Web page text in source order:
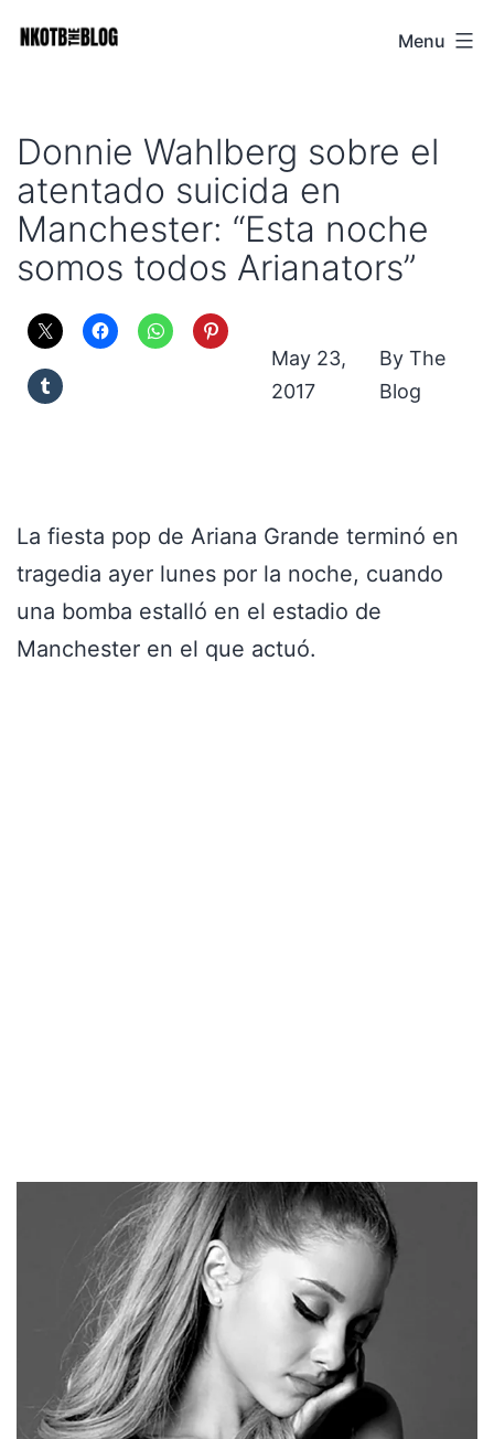
NKOTB
Menu
Donnie Wahlberg sobre el
atentado suicida en
Manchester: “Esta noche
somos todos Arianators”
May 23,
2017
The
Blog
La fiesta pop de Ariana Grande terminó en
tragedia ayer lunes por la noche, cuando
una bomba estalló en el estadio de
Manchester en el que actuó.